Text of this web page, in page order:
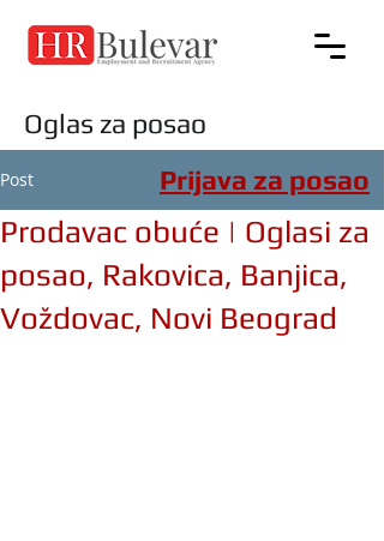
Oglas za posao
Post
Prodavac obuće | Oglasi za
posao, Rakovica, Banjica,
Voždovac, Novi Beograd
Prijava za posao